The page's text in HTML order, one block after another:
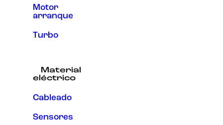
Motor
arranque
Turbo
Material
eléctrico
Cableado
Sensores